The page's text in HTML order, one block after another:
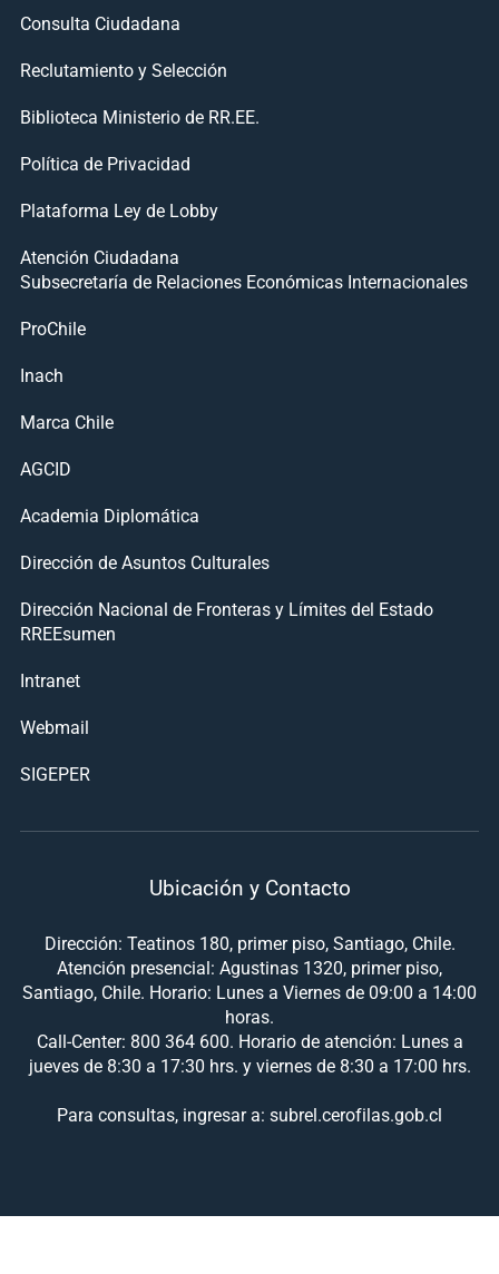
Consulta Ciudadana
Reclutamiento y Selección
Biblioteca Ministerio de RR.EE.
Política de Privacidad
Plataforma Ley de Lobby
Atención Ciudadana
Subsecretaría de Relaciones Económicas Internacionales
ProChile
Inach
Marca Chile
AGCID
Academia Diplomática
Dirección de Asuntos Culturales
Dirección Nacional de Fronteras y Límites del Estado
RREEsumen
Intranet
Webmail
SIGEPER
Ubicación y Contacto
Dirección: Teatinos 180, primer piso, Santiago, Chile.
Atención presencial: Agustinas 1320, primer piso,
Santiago, Chile. Horario: Lunes a Viernes de 09:00 a 14:00
horas.
Call-Center: 800 364 600. Horario de atención: Lunes a
jueves de 8:30 a 17:30 hrs. y viernes de 8:30 a 17:00 hrs.
Para consultas, ingresar a: subrel.cerofilas.gob.cl